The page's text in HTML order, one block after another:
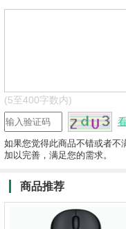
(5至400字数内)
如果您觉得此商品不错或者不
加以完善，满足您的需求。
商品推荐